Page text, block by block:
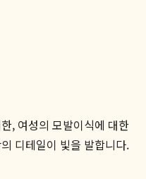
, 여성의 모발이식에 대한
디테일이 빛을 발합니다.